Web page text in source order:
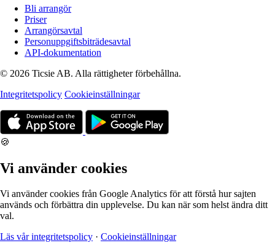
Bli arrangör
Priser
Arrangörsavtal
Personuppgiftsbiträdesavtal
API-dokumentation
© 2026 Ticsie AB. Alla rättigheter förbehållna.
Integritetspolicy Cookieinställningar
🍪
Vi använder cookies
Vi använder cookies från Google Analytics för att förstå hur sajten
används och förbättra din upplevelse. Du kan när som helst ändra ditt
val.
Läs vår integritetspolicy · Cookieinställningar